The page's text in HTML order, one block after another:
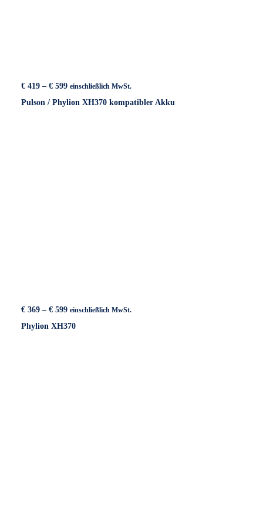
€ 419 – € 599Preisspanne:
bis
einschließlich MwSt.
Pulson / Phylion XH370 kompatibler Akku
€ 369 – € 599Preisspanne:
bis
einschließlich MwSt.
Phylion XH370